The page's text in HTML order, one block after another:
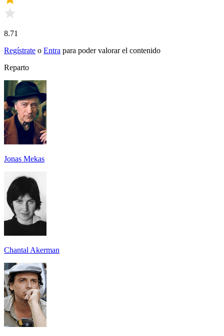
8.71
Regístrate o Entra para poder valorar el contenido
Reparto
Jonas Mekas
Chantal Akerman